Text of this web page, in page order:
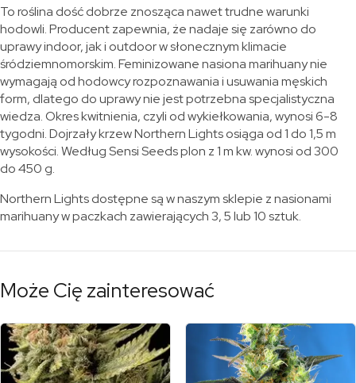
To roślina dość dobrze znosząca nawet trudne warunki
hodowli. Producent zapewnia, że nadaje się zarówno do
uprawy indoor, jak i outdoor w słonecznym klimacie
śródziemnomorskim. Feminizowane nasiona marihuany nie
wymagają od hodowcy rozpoznawania i usuwania męskich
form, dlatego do uprawy nie jest potrzebna specjalistyczna
wiedza. Okres kwitnienia, czyli od wykiełkowania, wynosi 6-8
tygodni. Dojrzały krzew Northern Lights osiąga od 1 do 1,5 m
wysokości. Według Sensi Seeds plon z 1 m kw. wynosi od 300
do 450 g.
Northern Lights dostępne są w naszym sklepie z nasionami
marihuany w paczkach zawierających 3, 5 lub 10 sztuk.
Może Cię zainteresować